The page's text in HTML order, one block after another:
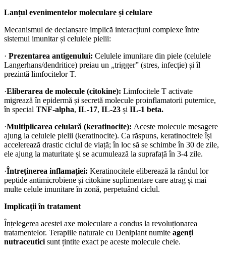
Lanțul evenimentelor moleculare și celulare
Mecanismul de declanșare implică interacțiuni complexe între
sistemul imunitar și celulele pielii:
· Prezentarea antigenului: Celulele imunitare din piele (celulele
Langerhans/dendritice) preiau un „trigger” (stres, infecție) și îl
prezintă limfocitelor T.
·Eliberarea de molecule (citokine): Limfocitele T activate
migrează în epidermă și secretă molecule proinflamatorii puternice,
în special TNF-alpha, IL-17, IL-23 și IL-1 beta.
·Multiplicarea celulară (keratinocite): Aceste molecule mesagere
ajung la celulele pielii (keratinocite). Ca răspuns, keratinocitele își
accelerează drastic ciclul de viață; în loc să se schimbe în 30 de zile,
ele ajung la maturitate și se acumulează la suprafață în 3-4 zile.
·Întreținerea inflamației: Keratinocitele eliberează la rândul lor
peptide antimicrobiene și citokine suplimentare care atrag și mai
multe celule imunitare în zonă, perpetuând ciclul.
Implicații în tratament
Înțelegerea acestei axe moleculare a condus la revoluționarea
tratamentelor. Terapiile naturale cu Deniplant numite agenți
nutraceutici sunt țintite exact pe aceste molecule cheie.